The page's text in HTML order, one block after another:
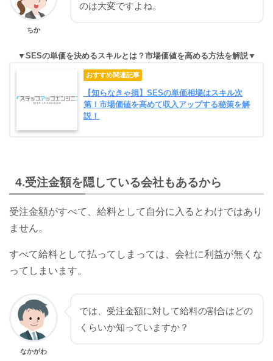
ちか
のは大変ですよね。
SESの単価を決めるスキルとは？市場価値を高める方法を解説
【知らなきゃ損】SESの単価相場はスキル次
第！市場価値を高めて収入アップする秘策を解
説！
4.受注金額を隠している会社もあるから
受注金額がすべて、給料として自分に入るとわけではあり
ません。
すべて給料として払ってしまっては、会社に利益が無くな
ってしまいます。
なかがわ
では、受注金額に対して給料の割合はどの
くらいか知っていますか？